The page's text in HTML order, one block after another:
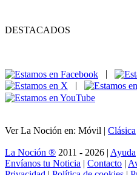
DESTACADOS
|
|
Ver La Noción en: Móvil | Clásica
La Noción ® 2011 - 2026 | Ayuda
Envíanos tu Noticia | Contacto |